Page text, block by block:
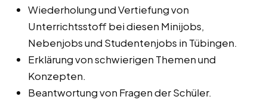
Wiederholung und Vertiefung von
Unterrichtsstoff bei diesen Minijobs,
Nebenjobs und Studentenjobs in Tübingen.
Erklärung von schwierigen Themen und
Konzepten.
Beantwortung von Fragen der Schüler.